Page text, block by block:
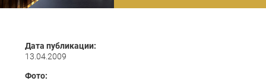
Дата публикации:
13.04.2009
Фото: